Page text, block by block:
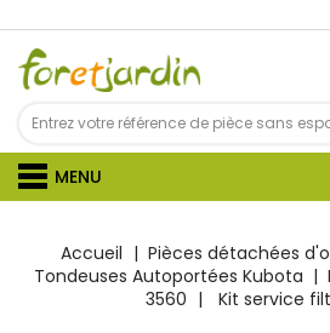
MENU
Accueil Pièces détachées
Tondeuses Autoportées Kubota
3560
Kit service